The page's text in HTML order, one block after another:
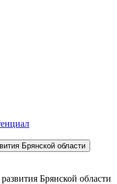
Брянской области
Брянской области